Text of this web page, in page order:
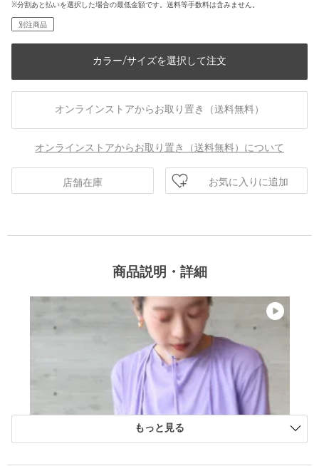
※分割あと払いを選択した場合の最低金額です。送料等手数料は含みません。
別注商品
カラー/サイズを選択して注文
オンラインストアからお取り置き（送料無料）
オンラインストアからお取り置き（送料無料）について
店舗在庫 お気に入りに追加
商品説明・詳細
もっと見る